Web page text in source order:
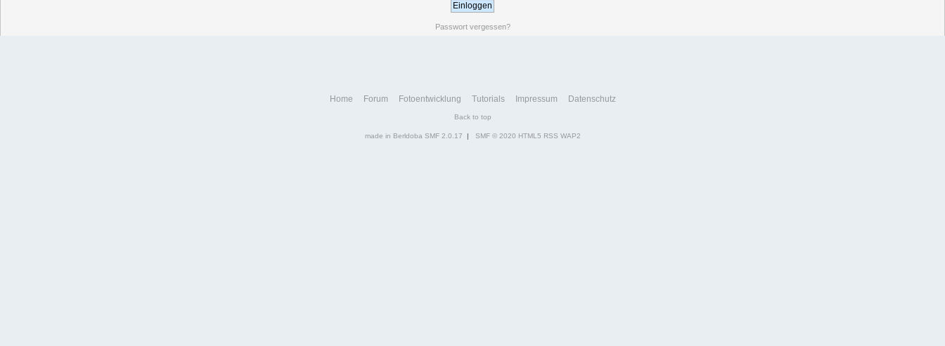
Passwort vergessen?
Home Forum Fotoentwicklung Tutorials Impressum Datenschutz
Back to top
made in Berldoba SMF 2.0.17 | SMF © 2020 HTML5 RSS WAP2